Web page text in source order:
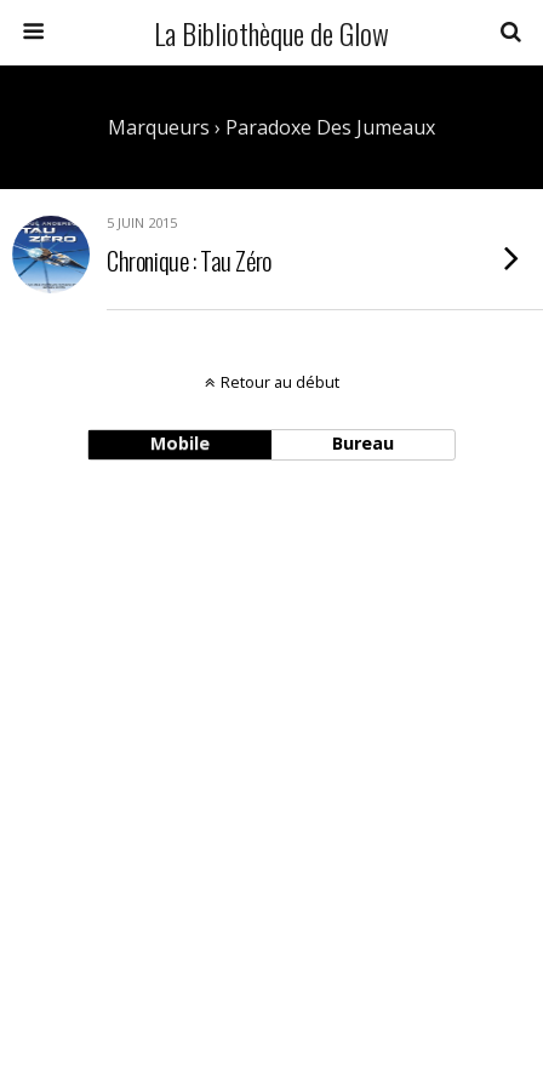
La Bibliothèque de Glow
Marqueurs › Paradoxe Des Jumeaux
5 JUIN 2015
Chronique : Tau Zéro
Retour au début
Mobile Bureau